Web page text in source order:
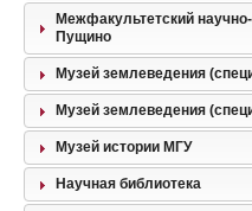
Межфакультетский
Пущино
Музей землеведения
Музей землеведения
Музей истории МГУ
Научная библиотека